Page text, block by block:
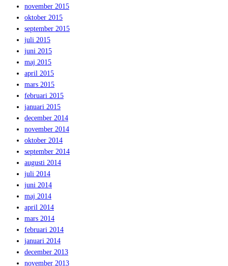
november 2015
oktober 2015
september 2015
juli 2015
juni 2015
maj 2015
april 2015
mars 2015
februari 2015
januari 2015
december 2014
november 2014
oktober 2014
september 2014
augusti 2014
juli 2014
juni 2014
maj 2014
april 2014
mars 2014
februari 2014
januari 2014
december 2013
november 2013